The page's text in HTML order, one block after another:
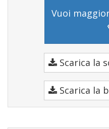
Vuoi
Scarica la
Scarica la